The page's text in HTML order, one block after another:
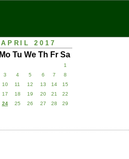
APRIL 2017
Mo Tu We Th Fr Sa
1
3 4 5 6 7
8
10 11 12 13 14
15
17 18 19 20 21
22
24 25 26 27 28
29